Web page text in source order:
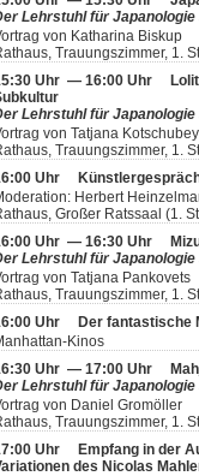
Lehrstuhl für
von Katharina Biskup
Trauungszimmer, 1.
Uhr — 16:00 Uhr
Lehrstuhl für
von Tatjana Kotschubey
Trauungszimmer, 1.
Uhr
Herbert
Großer Ratssaal (1.
Uhr — 16:30 Uhr
Lehrstuhl für
von Tatjana Pankovets
Trauungszimmer, 1.
Uhr
Der fantastische
Kinos
Uhr — 17:00 Uhr
Lehrstuhl für
von Daniel Gromöller
Trauungszimmer, 1.
Uhr
Empfang in der
des Nicolas